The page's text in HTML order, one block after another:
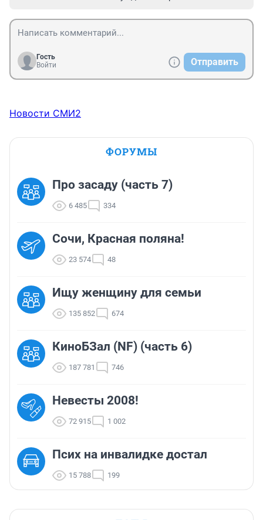
Гость
Войти
Отправить
Новости СМИ2
ФОРУМЫ
Про засаду (часть 7)
6 485 334
Сочи, Красная поляна!
23 574 48
Ищу женщину для семьи
135 852 674
КиноБЗал (NF) (часть 6)
187 781 746
Невесты 2008!
72 915 1 002
Псих на инвалидке достал
15 788 199